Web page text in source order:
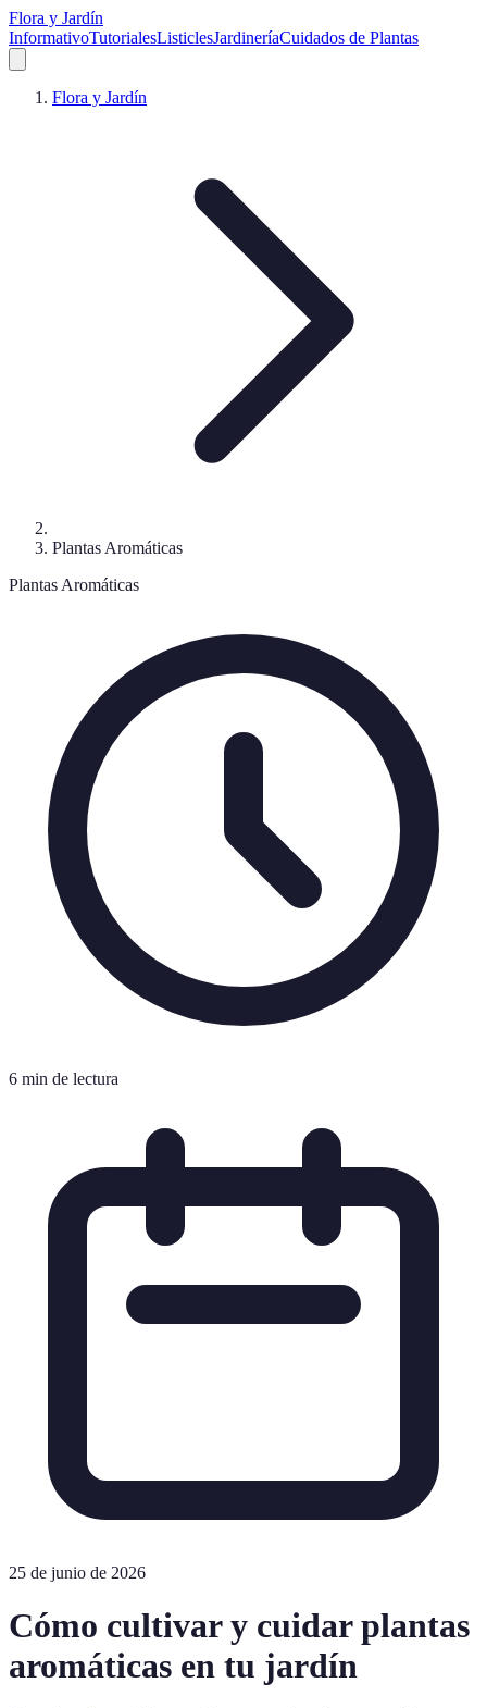
Flora y Jardín
InformativoTutorialesListiclesJardineríaCuidados de Plantas
Flora y Jardín
Plantas Aromáticas
Plantas Aromáticas
6 min de lectura
25 de junio de 2026
Cómo cultivar y cuidar plantas
aromáticas en tu jardín